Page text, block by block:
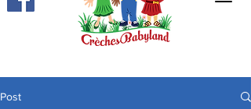
Post